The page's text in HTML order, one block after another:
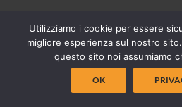
© Dams, Università degli Studi di Torino
Utilizziamo i cookie per essere
migliore esperienza sul nostro
questo sito noi assumiamo
OK